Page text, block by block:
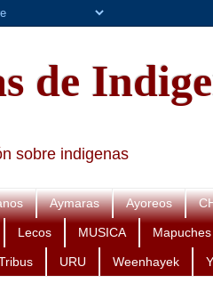
de
sobre indigenas
Aymaras Ayoreos
Lecos MUSICA Mapuches
URU Weenhayek